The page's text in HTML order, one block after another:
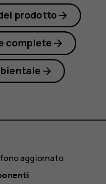
prodotto
complete
aggiornato